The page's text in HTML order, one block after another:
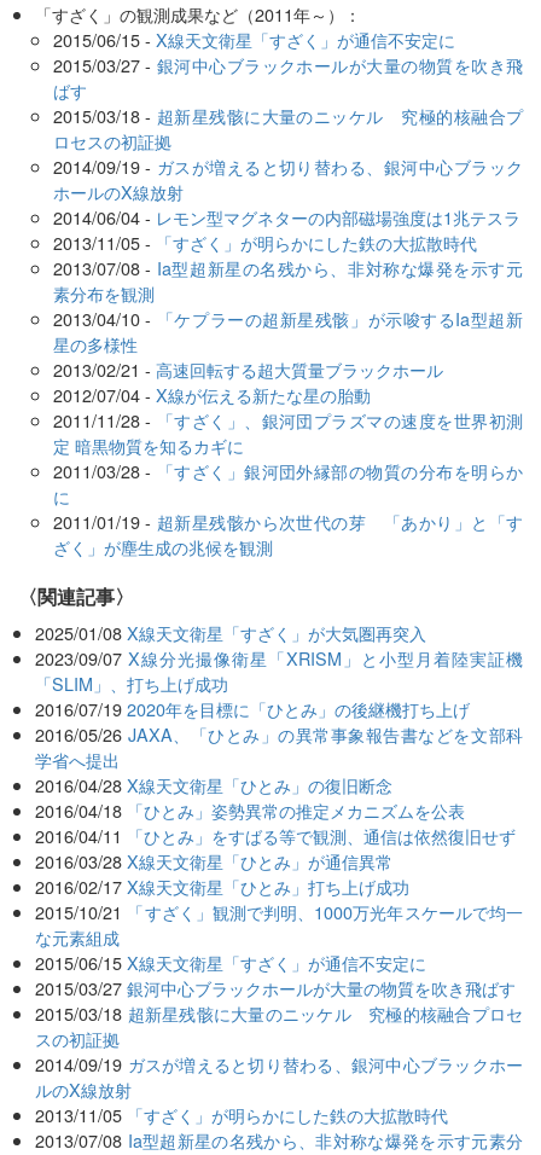
「すざく」の観測成果など（2011年～）：
2015/06/15 - X線天文衛星「すざく」が通信不安定に
2015/03/27 - 銀河中心ブラックホールが大量の物質を吹き飛
ばす
2015/03/18 - 超新星残骸に大量のニッケル 究極的核融合プ
ロセスの初証拠
2014/09/19 - ガスが増えると切り替わる、銀河中心ブラック
ホールのX線放射
2014/06/04 - レモン型マグネターの内部磁場強度は1兆テスラ
2013/11/05 -
「すざく」が明らかにした鉄の大拡散時代
2013/07/08 - Ia型超新星の名残から、非対称な爆発を示す元
素分布を観測
2013/04/10 -
「ケプラーの超新星残骸」が示唆するIa型超新
星の多様性
2013/02/21 - 高速回転する超大質量ブラックホール
2012/07/04 - X線が伝える新たな星の胎動
2011/11/28 -
「すざく」、銀河団プラズマの速度を世界初測
定 暗黒物質を知るカギに
2011/03/28 -
「すざく」銀河団外縁部の物質の分布を明らか
に
2011/01/19 - 超新星残骸から次世代の芽 「あかり」と「す
ざく」が塵生成の兆候を観測
関連記事
2025/01/08 X線天文衛星「すざく」が大気圏再突入
2023/09/07 X線分光撮像衛星「XRISM」と小型月着陸実証機
「SLIM」、打ち上げ成功
2016/07/19 2020年を目標に「ひとみ」の後継機打ち上げ
2016/05/26 JAXA、「ひとみ」の異常事象報告書などを文部科
学省へ提出
2016/04/28 X線天文衛星「ひとみ」の復旧断念
2016/04/18 「ひとみ」姿勢異常の推定メカニズムを公表
2016/04/11
「ひとみ」をすばる等で観測、通信は依然復旧せず
2016/03/28 X線天文衛星「ひとみ」が通信異常
2016/02/17 X線天文衛星「ひとみ」打ち上げ成功
2015/10/21
「すざく」観測で判明、1000万光年スケールで均一
な元素組成
2015/06/15 X線天文衛星「すざく」が通信不安定に
2015/03/27 銀河中心ブラックホールが大量の物質を吹き飛ばす
2015/03/18 超新星残骸に大量のニッケル 究極的核融合プロセ
スの初証拠
2014/09/19 ガスが増えると切り替わる、銀河中心ブラックホー
ルのX線放射
2013/11/05 「すざく」が明らかにした鉄の大拡散時代
2013/07/08 Ia型超新星の名残から、非対称な爆発を示す元素分